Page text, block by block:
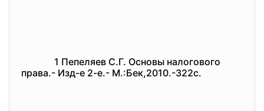
1 Пепеляев С.Г. Основы налогового
права.- Изд-е 2-е.- М.:Бек,2010.-322с.